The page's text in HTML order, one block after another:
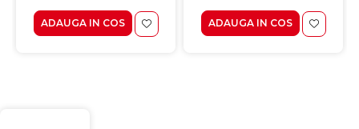
ADAUGA IN COS ADAUGA IN COS